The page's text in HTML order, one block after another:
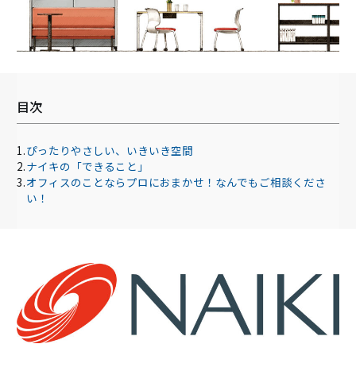
目次
ぴったりやさしい、いきいき空間
ナイキの「できること」
オフィスのことならプロにおまかせ！なんでもご相談くださ
い！